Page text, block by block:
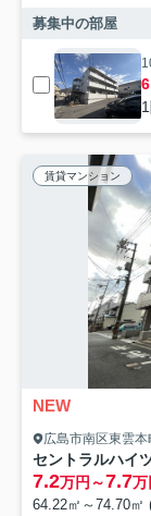
募集中の部屋
賃貸マンション
NEW
広島市南区東雲本
セントラルハイ
7.2万円～7.7万
64.22㎡～74.70㎡